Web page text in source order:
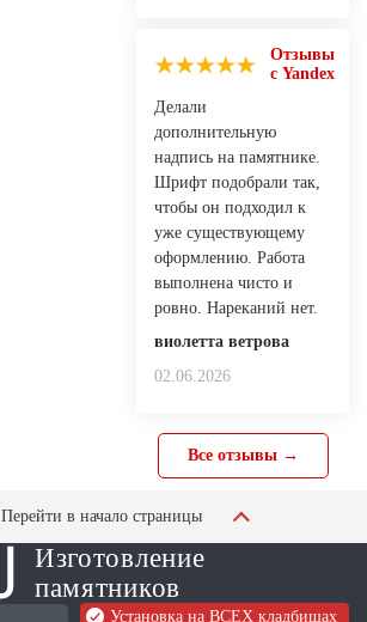
Отзывы
с Yandex
Делали
дополнительную
надпись на памятнике.
Шрифт подобрали так,
чтобы он подходил к
уже существующему
оформлению. Работа
выполнена чисто и
ровно. Нареканий нет.
виолетта ветрова
02.06.2026
Все отзывы →
Перейти в начало страницы
Изготовление
памятников
Установка на ВСЕХ кладбищах